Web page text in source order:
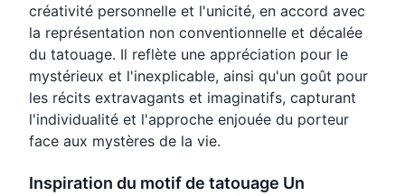
créativité personnelle et l'unicité, en accord avec
la représentation non conventionnelle et décalée
du tatouage. Il reflète une appréciation pour le
mystérieux et l'inexplicable, ainsi qu'un goût pour
les récits extravagants et imaginatifs, capturant
l'individualité et l'approche enjouée du porteur
face aux mystères de la vie.
Inspiration du motif de tatouage Un